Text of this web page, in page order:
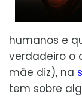
humanos e
verdadeiro o
mãe diz), na
tem sobre